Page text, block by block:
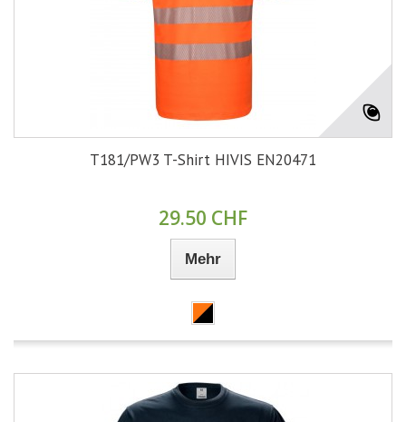
T181/PW3 T-Shirt HIVIS EN20471
29.50 CHF
Mehr